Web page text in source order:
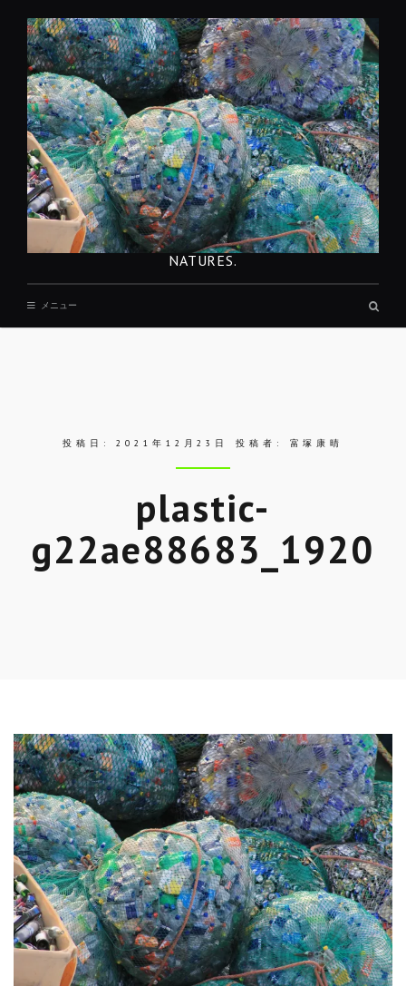
NATURES.
メニュー
投稿日:2021年12月23日 投稿者: 富塚康晴
plastic-
g22ae88683_1920